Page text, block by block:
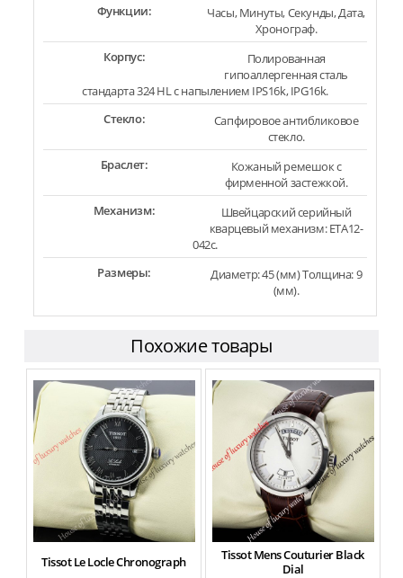
Функции:
Часы, Минуты, Секунды, Дата,
Хронограф.
Корпус:
Полированная
гипоаллергенная сталь
стандарта 324 HL с напылением IPS16k, IPG16k.
Стекло:
Сапфировое антибликовое
стекло.
Браслет:
Кожаный ремешок с
фирменной застежкой.
Механизм:
Швейцарский серийный
кварцевый механизм: ETA12-
042c.
Размеры:
Диаметр: 45 (мм) Толщина: 9
(мм).
Похожие товары
Tissot Le Locle Chronograph
Tissot Mens Couturier Black
Dial